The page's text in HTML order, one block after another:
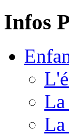
Infos
La
La